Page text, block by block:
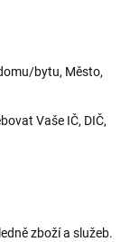
bytu, Město,
Vaše IČ, DIČ,
zboží a služeb.